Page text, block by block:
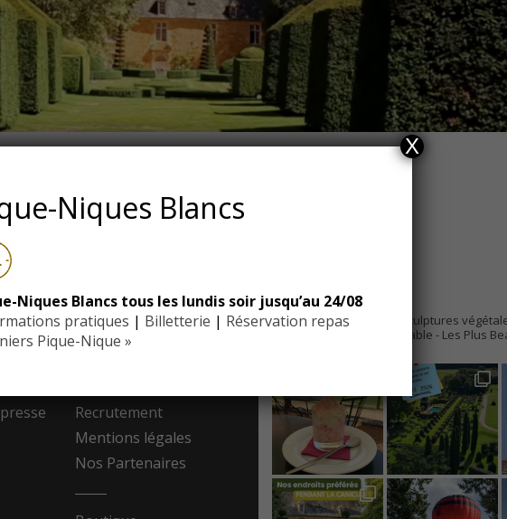
Recrutement
Mentions légales
Nos Partenaires
EYRIGNAC
10 hectares de sculptures
- Jardin Remarquable- Les Plus
Niques Blancs
Niques Blancs tous les lundis soir jusqu’au 24/08
pratiques | Billetterie | Réservation repas
Pique-Nique »
X